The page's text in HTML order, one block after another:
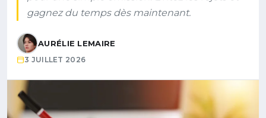
gagnez du temps dès maintenant.
AURÉLIE LEMAIRE
3 JUILLET 2026